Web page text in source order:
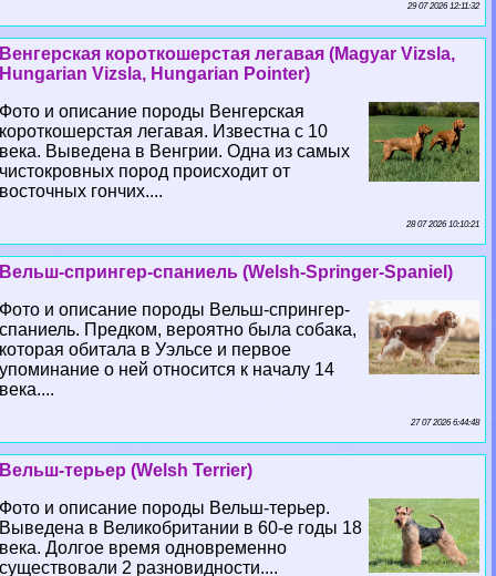
29 07 2026 12:11:32
Венгерская короткошерстая легавая (Magyar Vizsla,
Hungarian Vizsla, Hungarian Pointer)
Фото и описание породы Венгерская
короткошерстая легавая. Известна с 10
века. Выведена в Венгрии. Одна из самых
чистокровных пород происходит от
восточных гончих....
28 07 2026 10:10:21
Вельш-спрингер-спаниель (Welsh-Springer-Spaniel)
Фото и описание породы Вельш-спрингер-
спаниель. Предком, вероятно была собака,
которая обитала в Уэльсе и первое
упоминание о ней относится к началу 14
века....
27 07 2026 6:44:48
Вельш-терьер (Welsh Terrier)
Фото и описание породы Вельш-терьер.
Выведена в Великобритании в 60-е годы 18
века. Долгое время одновременно
существовали 2 разновидности....